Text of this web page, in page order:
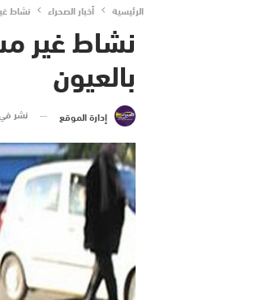
الرئيسية أخبار الصحراء نشاط
نشاط غير
بالعيون
إدارة الموقع نشر